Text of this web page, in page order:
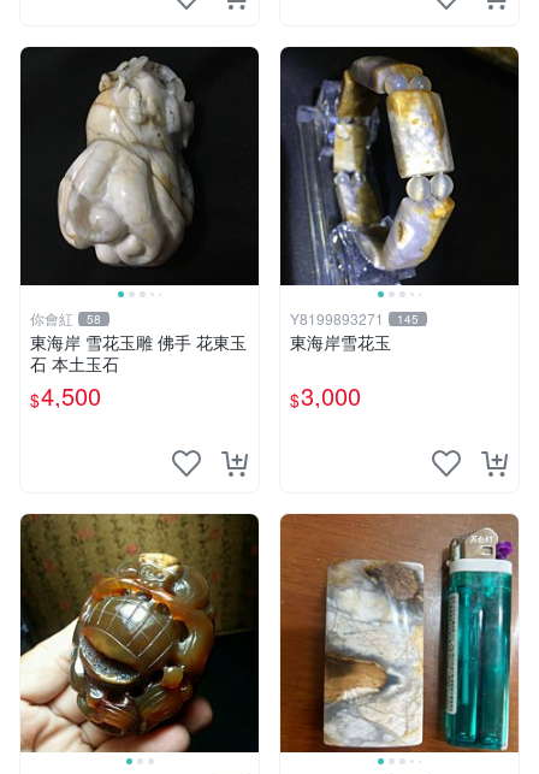
你會紅 58
東海岸 雪花玉雕 佛手 花東玉
石 本土玉石
$4,500
Y8199893271 145
東海岸雪花玉
$3,000